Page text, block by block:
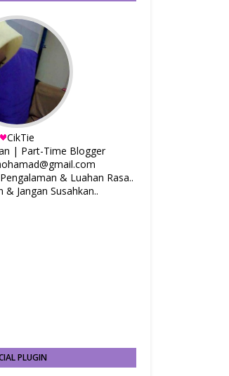
CikTie
| Part-Time Blogger
& Luahan Rasa..
& Jangan Susahkan..
PLUGIN